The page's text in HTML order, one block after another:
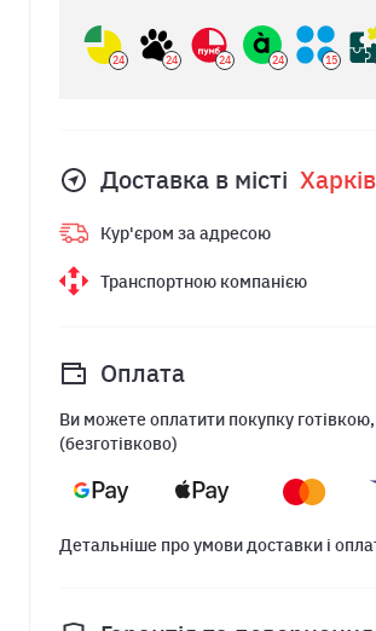
24 24 24 24 15
Доставка в місті Харкiв
Кур'єром за адресою
Транспортною компанією
Оплата
Ви можете оплатити покупку
(безготівково)
Детальніше про умови доставки і